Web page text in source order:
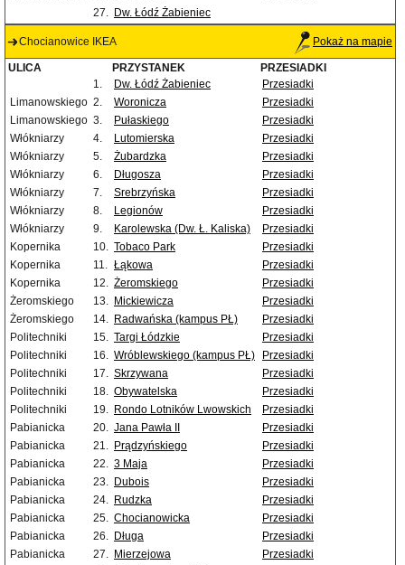
27. Dw. Łódź Żabieniec
Chocianowice IKEA Pokaż na mapie
ULICA PRZYSTANEK
PRZESIADKI
1.
Dw. Łódź Żabieniec
Przesiadki
Limanowskiego 2. Woronicza
Przesiadki
Limanowskiego 3. Pułaskiego
Przesiadki
Włókniarzy
4. Lutomierska
Przesiadki
Włókniarzy
5. Żubardzka
Przesiadki
Włókniarzy
6. Długosza
Przesiadki
Włókniarzy
7. Srebrzyńska
Przesiadki
Włókniarzy
8. Legionów
Przesiadki
Włókniarzy
9. Karolewska (Dw. Ł. Kaliska)
Przesiadki
Kopernika
10. Tobaco Park
Przesiadki
Kopernika
11. Łąkowa
Przesiadki
Kopernika
12. Żeromskiego
Przesiadki
Żeromskiego
13. Mickiewicza
Przesiadki
Żeromskiego
14. Radwańska (kampus PŁ)
Przesiadki
Politechniki
15. Targi Łódzkie
Przesiadki
Politechniki
16. Wróblewskiego (kampus PŁ)
Przesiadki
Politechniki
17. Skrzywana
Przesiadki
Politechniki
18. Obywatelska
Przesiadki
Politechniki
19. Rondo Lotników Lwowskich
Przesiadki
Pabianicka
20. Jana Pawła II
Przesiadki
Pabianicka
21. Prądzyńskiego
Przesiadki
Pabianicka
22. 3 Maja
Przesiadki
Pabianicka
23. Dubois
Przesiadki
Pabianicka
24. Rudzka
Przesiadki
Pabianicka
25. Chocianowicka
Przesiadki
Pabianicka
26. Długa
Przesiadki
Pabianicka
27. Mierzejowa
Przesiadki